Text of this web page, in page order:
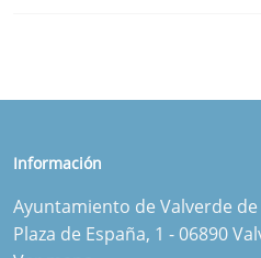
Información
Ayuntamiento de Valverde
Plaza de España, 1 - 06890